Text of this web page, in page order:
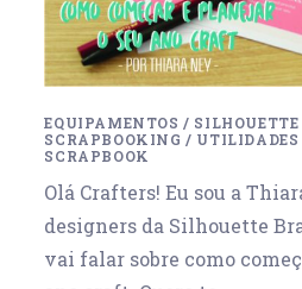
EQUIPAMENTOS /
SCRAPBOOKING / UTILIDADES
SCRAPBOOK
Olá Crafters! Eu sou a
designers da Silhouette
vai falar sobre como